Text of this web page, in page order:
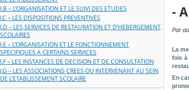
I.B – L’ORGANISATION ET LE SUIVI DES ETUDES
I.C – LES DISPOSITIONS PREVENTIVES
I.D – LES SERVICES DE RESTAURATION ET D’HEBERGEMENT
SCOLAIRES
I.E – L’ORGANISATION ET LE FONCTIONNEMENT
SPECIFIQUES A CERTAINS SERVICES
I.F – LES INSTANCES DE DECISION ET DE CONSULTATION
I.G – LES ASSOCIATIONS CREES OU INTERVENANT AU SEIN
DE L’ETABLISSEMENT SCOLAIRE
-
Par
La
fois à
En